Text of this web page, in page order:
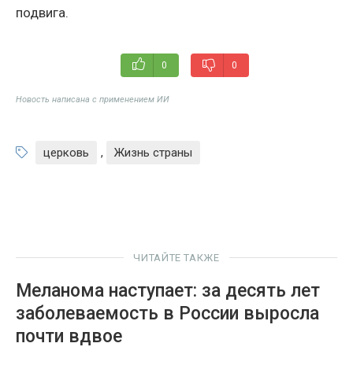
подвига.
0 0
Новость написана с применением ИИ
церковь , Жизнь страны
ЧИТАЙТЕ ТАКЖЕ
Меланома наступает: за десять лет
заболеваемость в России выросла
почти вдвое